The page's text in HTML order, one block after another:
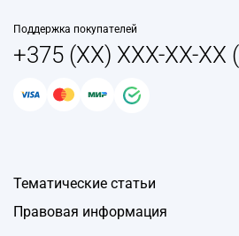
Поддержка покупателей
+375 (XX) XXX-XX-XX
Тематические статьи
Правовая информация